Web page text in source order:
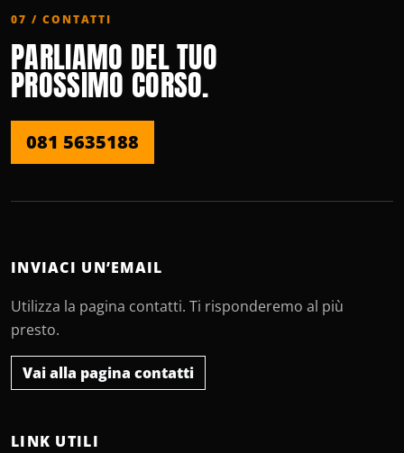
07 / CONTATTI
PARLIAMO DEL TUO
PROSSIMO CORSO.
081 5635188
INVIACI UN’EMAIL
Utilizza la pagina contatti. Ti risponderemo al più
presto.
Vai alla pagina contatti
LINK UTILI